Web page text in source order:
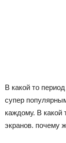
В какой то
супер
каждому. В какой
экранов. почему